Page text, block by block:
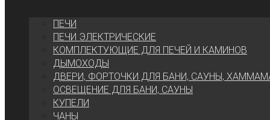
ПЕЧИ
ПЕЧИ ЭЛЕКТРИЧЕСКИЕ
КОМПЛЕКТУЮЩИЕ ДЛЯ ПЕЧЕЙ И КАМИНОВ
ДЫМОХОДЫ
ДВЕРИ, ФОРТОЧКИ ДЛЯ БАНИ, САУНЫ,
ОСВЕЩЕНИЕ ДЛЯ БАНИ, САУНЫ
КУПЕЛИ
ЧАНЫ